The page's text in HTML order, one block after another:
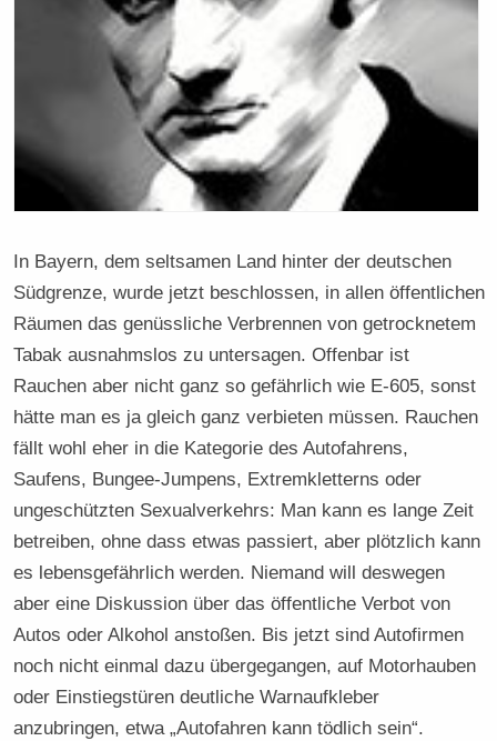
In Bayern, dem seltsamen Land hinter der deutschen
Südgrenze, wurde jetzt beschlossen, in allen öffentlichen
Räumen das genüssliche Verbrennen von getrocknetem
Tabak ausnahmslos zu untersagen. Offenbar ist
Rauchen aber nicht ganz so gefährlich wie E-605, sonst
hätte man es ja gleich ganz verbieten müssen. Rauchen
fällt wohl eher in die Kategorie des Autofahrens,
Saufens, Bungee-Jumpens, Extremkletterns oder
ungeschützten Sexualverkehrs: Man kann es lange Zeit
betreiben, ohne dass etwas passiert, aber plötzlich kann
es lebensgefährlich werden. Niemand will deswegen
aber eine Diskussion über das öffentliche Verbot von
Autos oder Alkohol anstoßen. Bis jetzt sind Autofirmen
noch nicht einmal dazu übergegangen, auf Motorhauben
oder Einstiegstüren deutliche Warnaufkleber
anzubringen, etwa „Autofahren kann tödlich sein“.